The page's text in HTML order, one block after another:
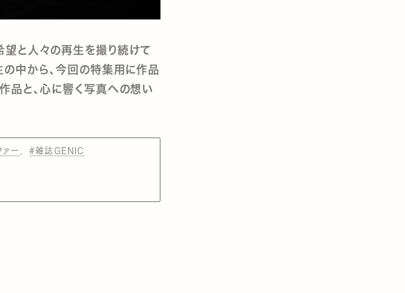
望と人々の再生を撮り続けて
中から、今回の特集用に作品
品と、心に響く写真への想い
ァー #雑誌GENIC